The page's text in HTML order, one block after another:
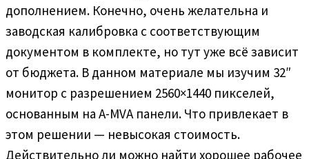
дополнением. Конечно, очень желательна и
заводская калибровка с соответствующим
документом в комплекте, но тут уже всё зависит
от бюджета. В данном материале мы изучим 32″
монитор с разрешением 2560×1440 пикселей,
основанным на A-MVA панели. Что привлекает в
этом решении — невысокая стоимость.
Действительно ли можно найти хорошее рабочее